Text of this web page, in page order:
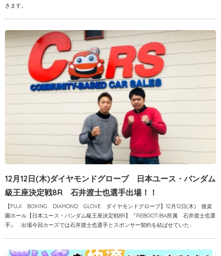
きます。
12月12日(木)ダイヤモンドグローブ 日本ユース・バンダム
級王座決定戦8R 石井渡士也選手出場！！
【FUJI BOXING DIAMOND GLOVE ダイヤモンドグローブ】12月12日(木) 後楽
園ホール【日本ユース・バンダム級王座決定戦8R】『REBOOT.IBA所属 石井渡士也選
手』 出場今回カーズでは石井渡士也選手とスポンサー契約を結ばせていた...